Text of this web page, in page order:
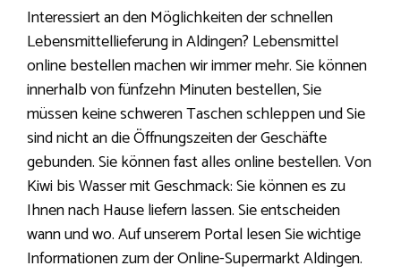
Interessiert an den Möglichkeiten der schnellen
Lebensmittellieferung in Aldingen? Lebensmittel
online bestellen machen wir immer mehr. Sie können
innerhalb von fünfzehn Minuten bestellen, Sie
müssen keine schweren Taschen schleppen und Sie
sind nicht an die Öffnungszeiten der Geschäfte
gebunden. Sie können fast alles online bestellen. Von
Kiwi bis Wasser mit Geschmack: Sie können es zu
Ihnen nach Hause liefern lassen. Sie entscheiden
wann und wo. Auf unserem Portal lesen Sie wichtige
Informationen zum der Online-Supermarkt Aldingen.